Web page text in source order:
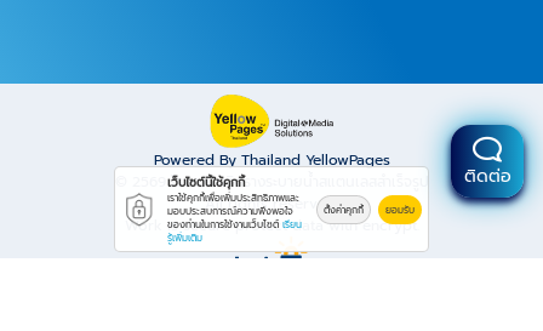
Powered By Thailand YellowPages
© 2569โรงงานผลิตรางระบายน้ำสแตนเลสสำเร็จรูป
All rights reserved.
Work is secure protect data with encrypt.
ติดต่อ
เว็บไซต์นี้ใช้คุกกี้
เราใช้คุกกี้เพื่อเพิ่มประสิทธิภาพและ
มอบประสบการณ์ความพึงพอใจ
ของท่านในการใช้งานเว็บไซต์ เรียน
รู้เพิ่มเติม
ตั้งค่าคุกกี้ ยอมรับ